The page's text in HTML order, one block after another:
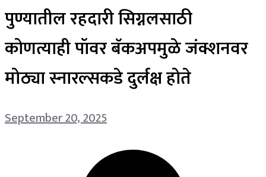
पुण्यातील रहदारी सिग्नलसाठी
कोणत्याही पॉवर बॅकअपमुळे जंक्शनवर
मोठ्या स्नारल्सकडे दुर्लक्ष होते
September 20, 2025